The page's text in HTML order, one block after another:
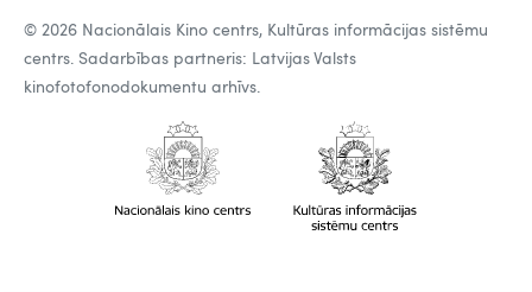
© 2026 Nacionālais Kino centrs, Kultūras informācijas sistēmu
centrs. Sadarbības partneris: Latvijas Valsts
kinofotofonodokumentu arhīvs.